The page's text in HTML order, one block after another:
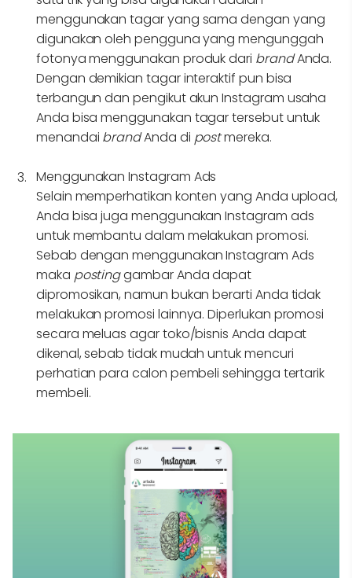
menggunakan tagar yang sama dengan yang
digunakan oleh pengguna yang mengunggah
fotonya menggunakan produk dari brandAnda.
Dengan demikian tagar interaktif pun bisa
terbangun dan pengikut akun Instagram usaha
Anda bisa menggunakan tagar tersebut untuk
menandai brandAnda di postmereka.
Menggunakan Instagram Ads
Selain memperhatikan konten yang Anda upload,
Anda bisa juga menggunakan Instagram ads
untuk membantu dalam melakukan promosi.
Sebab dengan menggunakan Instagram Ads
maka postinggambar Anda dapat
dipromosikan, namun bukan berarti Anda tidak
melakukan promosi lainnya. Diperlukan promosi
secara meluas agar toko/bisnis Anda dapat
dikenal, sebab tidak mudah untuk mencuri
perhatian para calon pembeli sehingga tertarik
membeli.